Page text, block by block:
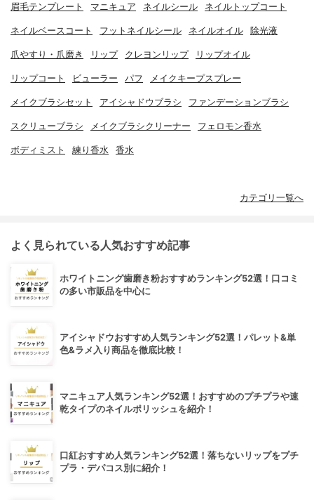
眉毛テンプレート マニキュア ネイルシール ネイルトップコート
ネイルベースコート フットネイルシール ネイルオイル 除光液
爪やすり・爪磨き リップ クレヨンリップ リップオイル
リップコート ビューラー パフ メイクキープスプレー
メイクブラシセット アイシャドウブラシ ファンデーションブラシ
スクリューブラシ メイクブラシクリーナー フェロモン香水
ボディミスト 練り香水 香水
カテゴリ一覧へ
よく見られている人気おすすめ記事
ホワイトニング歯磨き粉おすすめランキング52選！口コミ
の多い市販品を中心に
アイシャドウおすすめ人気ランキング52選！パレット&単
色&ラメ入り商品を徹底比較！
マニキュア人気ランキング52選！おすすめのプチプラや速
乾タイプのネイルポリッシュを紹介！
口紅おすすめ人気ランキング52選！落ちないリップをプチ
プラ・デパコス別に紹介！